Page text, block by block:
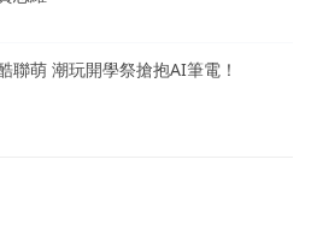
聯萌 潮玩開學祭搶抱AI筆電！